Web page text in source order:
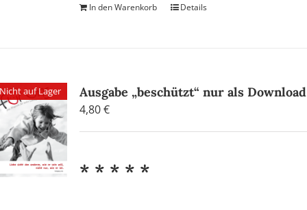
In den Warenkorb Details
auf Lager Ausgabe „beschützt“ nur als Download
4,80€
* * * * *